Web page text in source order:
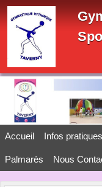
Accueil Infos
Palmarès Nous
Panneau de gestion